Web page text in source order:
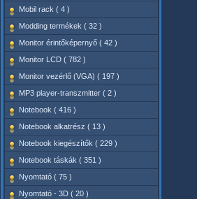
Mobil rack ( 4 )
Modding termékek ( 32 )
Monitor érintőképernyő ( 42 )
Monitor LCD ( 782 )
Monitor vezérlő (VGA) ( 197 )
MP3 player-transzmitter ( 2 )
Notebook ( 416 )
Notebook alkatrész ( 13 )
Notebook kiegészítők ( 229 )
Notebook táskák ( 351 )
Nyomtató ( 75 )
Nyomtató - 3D ( 20 )